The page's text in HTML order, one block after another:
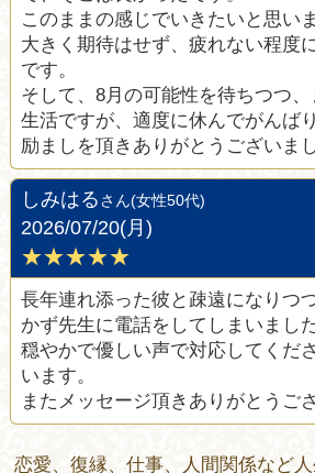
このままの感じでいきたいと思いま
大きく期待はせず、疲れない程度
です。
そして、8月の可能性を待ちつつ
生活ですが、適度に休んでがんばり
励ましを頂きありがとうございま
しみはるさん(女性50代)
2026/07/20(月)
★★★★★
長年連れ添った彼と疎遠になりつ
かず先生に電話をしてしまいました
穏やかで優しい声で対応してくだ
います。
またメッセージ頂きありがとうご
恋愛、復縁、仕事、人間関係など